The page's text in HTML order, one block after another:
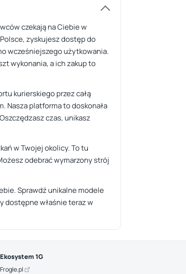
czekają na Ciebie w
zyskujesz dostęp do
wcześniejszego użytkowania.
wykonania, a ich zakup to
kurierskiego przez całą
Nasza platforma to doskonała
czas, unikasz
w Twojej okolicy. To tu
odebrać wymarzony strój
Sprawdź unikalne modele
dostępne właśnie teraz w
Ekosystem 1G
Frogle.pl